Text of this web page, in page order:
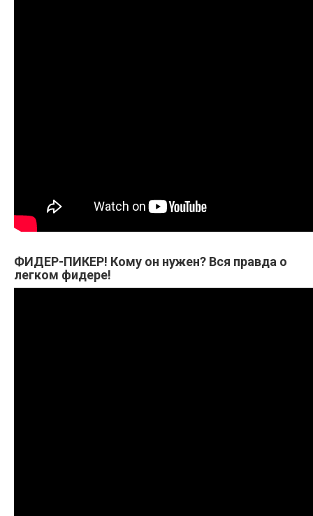
ФИДЕР-ПИКЕР! Кому он нужен? Вся правда о
легком фидере!